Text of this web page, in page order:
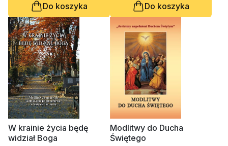
Do koszyka
Do koszyka
W krainie życia będę
widział Boga
Modlitwy do Ducha
Świętego